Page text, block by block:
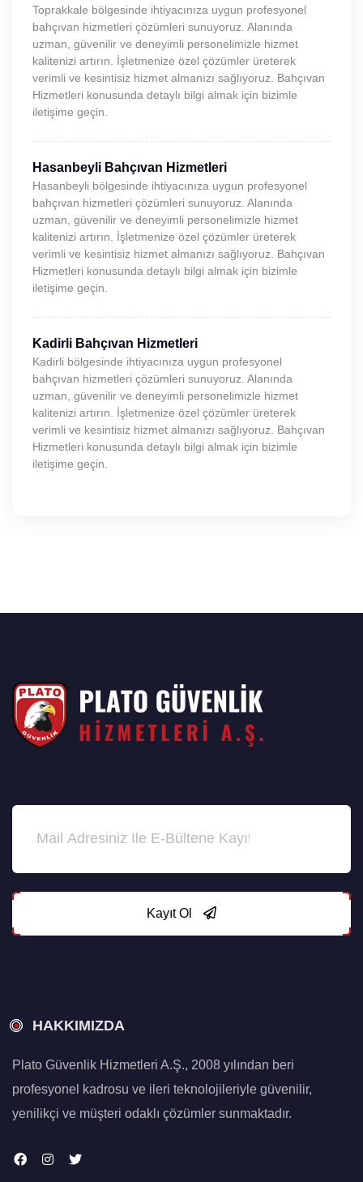
Toprakkale bölgesinde ihtiyacınıza uygun profesyonel
bahçıvan hizmetleri çözümleri sunuyoruz. Alanında
uzman, güvenilir ve deneyimli personelimizle hizmet
kalitenizi artırın. İşletmenize özel çözümler üreterek
verimli ve kesintisiz hizmet almanızı sağlıyoruz. Bahçıvan
Hizmetleri konusunda detaylı bilgi almak için bizimle
iletişime geçin.
Hasanbeyli Bahçıvan Hizmetleri
Hasanbeyli bölgesinde ihtiyacınıza uygun profesyonel
bahçıvan hizmetleri çözümleri sunuyoruz. Alanında
uzman, güvenilir ve deneyimli personelimizle hizmet
kalitenizi artırın. İşletmenize özel çözümler üreterek
verimli ve kesintisiz hizmet almanızı sağlıyoruz. Bahçıvan
Hizmetleri konusunda detaylı bilgi almak için bizimle
iletişime geçin.
Kadirli Bahçıvan Hizmetleri
Kadirli bölgesinde ihtiyacınıza uygun profesyonel
bahçıvan hizmetleri çözümleri sunuyoruz. Alanında
uzman, güvenilir ve deneyimli personelimizle hizmet
kalitenizi artırın. İşletmenize özel çözümler üreterek
verimli ve kesintisiz hizmet almanızı sağlıyoruz. Bahçıvan
Hizmetleri konusunda detaylı bilgi almak için bizimle
iletişime geçin.
Kayıt Ol
HAKKIMIZDA
Plato Güvenlik Hizmetleri A.Ş., 2008 yılından beri
profesyonel kadrosu ve ileri teknolojileriyle güvenilir,
yenilikçi ve müşteri odaklı çözümler sunmaktadır.